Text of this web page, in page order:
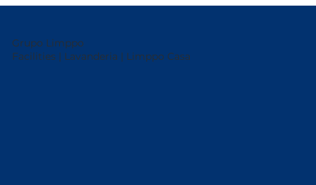
Grupo Limppo
Facilities | Lavanderia | Limppo Casa